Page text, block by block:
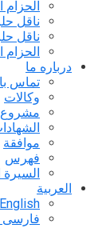
الحزام
ناقل
ناقل
الحزام
درباره ما
تماس
وكالات
مشروع
موافقة
فهرس
السيرة
العربية
English
فارسی